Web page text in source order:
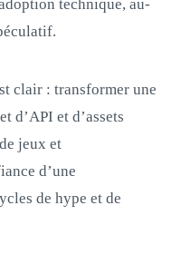
technique, au-
clair : transformer une
d’API et d’assets
jeux et
d’une
de hype et de